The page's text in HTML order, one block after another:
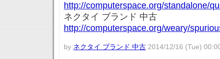
http://computerspace.org/standalone/
ネクタイ ブランド 中古
http://computerspace.org/weary/
by ネクタイ ブランド 中古 2014/12/16 (Tue)